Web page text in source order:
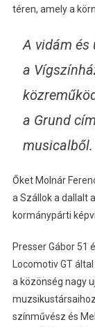
téren, amely a
A vidám és
a
a Grund
musicalből.
Őket Molnár
a Szállok a dallalt
kormánypárti
Presser Gábor 51
Locomotiv GT
a közönség nagy
színművész és